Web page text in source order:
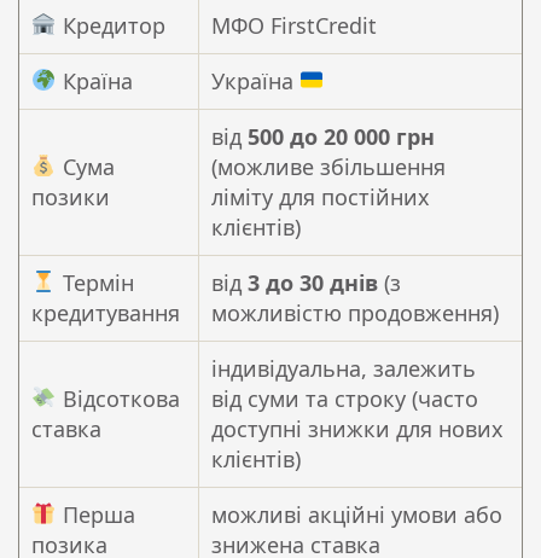
Кредитор
МФО FirstCredit
Країна
Україна
Сума
позики
від 500 до 20 000 грн
(можливе збільшення
ліміту для постійних
клієнтів)
Термін
кредитування
від 3 до 30 днів (з
можливістю продовження)
Відсоткова
ставка
індивідуальна, залежить
від суми та строку (часто
доступні знижки для нових
клієнтів)
Перша
позика
можливі акційні умови або
знижена ставка